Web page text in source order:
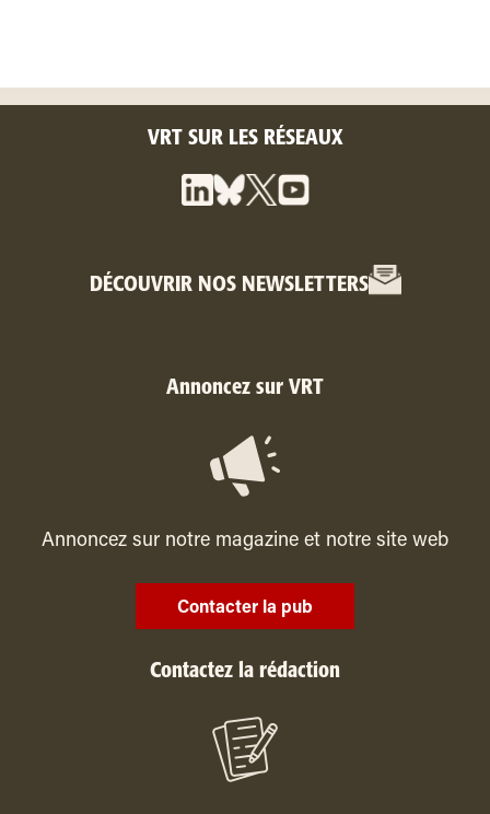
VRT SUR LES RÉSEAUX
DÉCOUVRIR NOS NEWSLETTERS
Annoncez sur VRT
Annoncez sur notre magazine et notre site web
Contacter la pub
Contactez la rédaction